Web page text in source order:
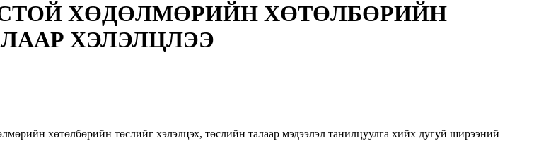
ХӨДӨЛМӨРИЙН ХӨТӨЛБӨРИЙН
ХЭЛЭЛЦЛЭЭ
хөтөлбөрийн төслийг хэлэлцэх, төслийн талаар мэдээлэл танилцуулга хийх дугуй ширээний